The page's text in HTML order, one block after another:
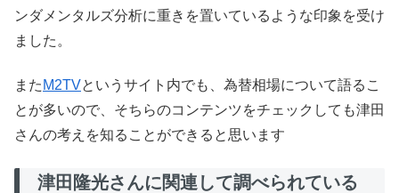
ンダメンタルズ分析に重きを置いているような印象を受け
ました。
また M2TVというサイト内でも、為替相場について語るこ
とが多いので、そちらのコンテンツをチェックしても津田
さんの考えを知ることができると思います
津田隆光さんに関連して調べられている